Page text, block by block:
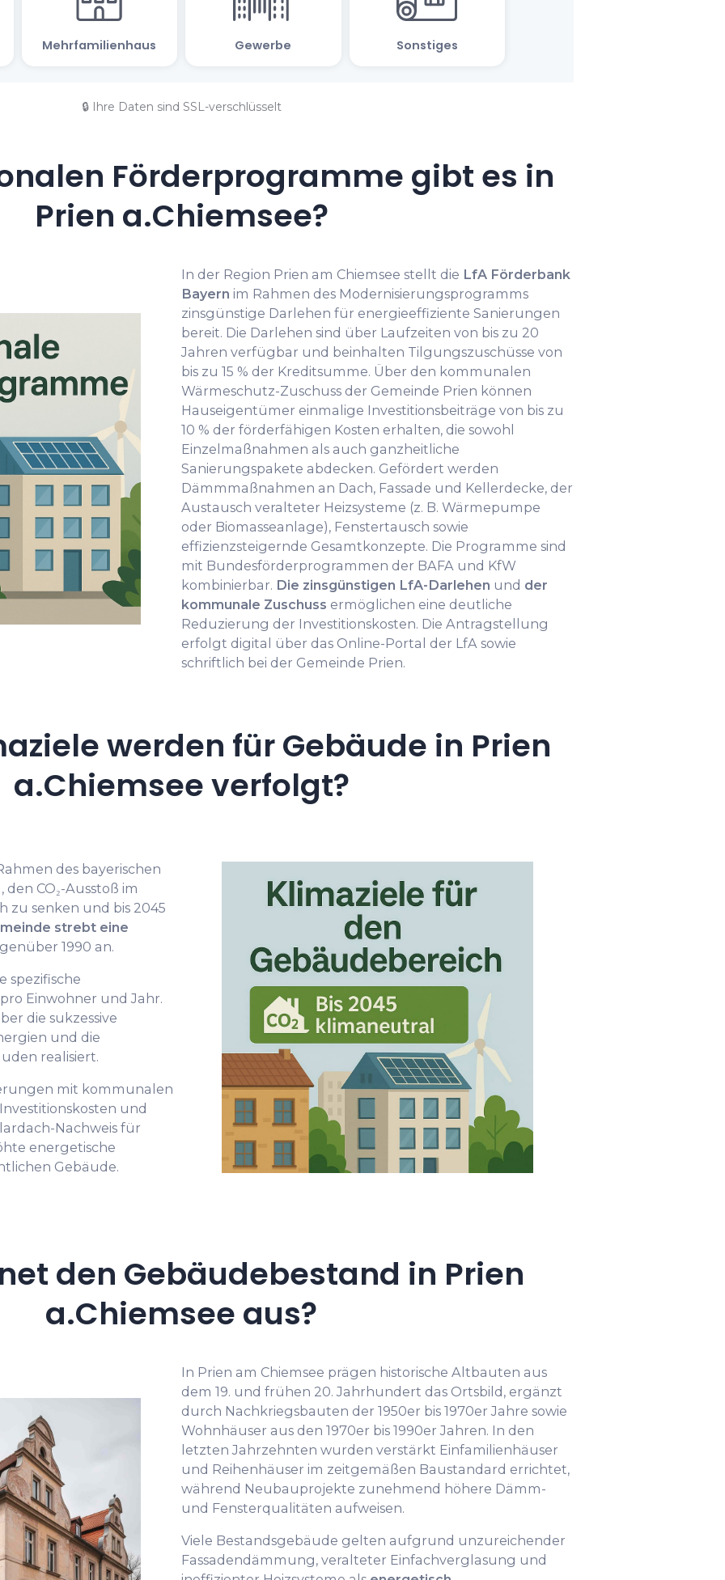
🔒 Ihre Daten sind SSL-verschlüsselt
Förderprogramme gibt es in
Prien a.Chiemsee?
In der Region Prien am Chiemsee stellt die LfA Förderbank
Bayern im Rahmen des Modernisierungsprogramms
zinsgünstige Darlehen für energieeffiziente Sanierungen
bereit. Die Darlehen sind über Laufzeiten von bis zu 20
Jahren verfügbar und beinhalten Tilgungszuschüsse von
bis zu 15 % der Kreditsumme. Über den kommunalen
Wärmeschutz-Zuschuss der Gemeinde Prien können
Hauseigentümer einmalige Investitionsbeiträge von bis zu
10 % der förderfähigen Kosten erhalten, die sowohl
Einzelmaßnahmen als auch ganzheitliche
Sanierungspakete abdecken. Gefördert werden
Dämmmaßnahmen an Dach, Fassade und Kellerdecke, der
Austausch veralteter Heizsysteme (z. B. Wärmepumpe
oder Biomasseanlage), Fenstertausch sowie
effizienzsteigernde Gesamtkonzepte. Die Programme sind
mit Bundesförderprogrammen der BAFA und KfW
kombinierbar. Die zinsgünstigen LfA-Darlehen und der
kommunale Zuschuss ermöglichen eine deutliche
Reduzierung der Investitionskosten. Die Antragstellung
erfolgt digital über das Online-Portal der LfA sowie
schriftlich bei der Gemeinde Prien.
werden für Gebäude in Prien
a.Chiemsee verfolgt?
des bayerischen
CO₂-Ausstoß im
zu senken und bis 2045
strebt eine
1990 an.
spezifische
pro Einwohner und Jahr.
die sukzessive
und die
realisiert.
mit kommunalen
und
Nachweis für
energetische
Gebäude.
den Gebäudebestand in Prien
a.Chiemsee aus?
In Prien am Chiemsee prägen historische Altbauten aus
dem 19. und frühen 20. Jahrhundert das Ortsbild, ergänzt
durch Nachkriegsbauten der 1950er bis 1970er Jahre sowie
Wohnhäuser aus den 1970er bis 1990er Jahren. In den
letzten Jahrzehnten wurden verstärkt Einfamilienhäuser
und Reihenhäuser im zeitgemäßen Baustandard errichtet,
während Neubauprojekte zunehmend höhere Dämm-
und Fensterqualitäten aufweisen.
Viele Bestandsgebäude gelten aufgrund unzureichender
Fassadendämmung, veralteter Einfachverglasung und